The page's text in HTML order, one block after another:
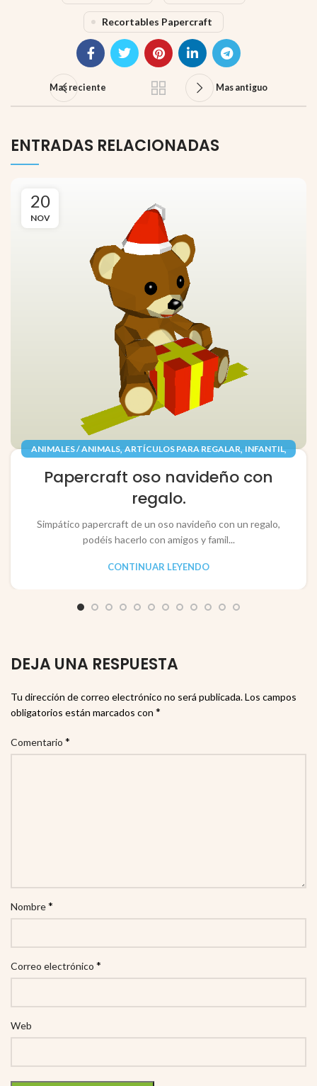
Recortables Papercraft
Mas reciente Mas antiguo
ENTRADAS RELACIONADAS
20
NOV
ANIMALES / ANIMALS, ARTÍCULOS PARA REGALAR, INFANTIL,
RECORTABLES PAPERCRAFT
Papercraft oso navideño con
regalo.
Simpático papercraft de un oso navideño con un regalo,
podéis hacerlo con amigos y famil...
CONTINUAR LEYENDO
DEJA UNA RESPUESTA
Tu dirección de correo electrónico no será publicada.Los campos
obligatorios están marcados con *
Comentario *
Nombre*
Correo electrónico *
Web